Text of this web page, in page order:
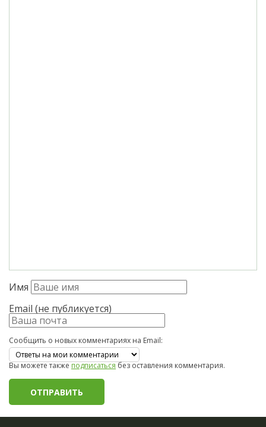
Имя
Email (не публикуется)
Сообщить о новых комментариях на Email:
Вы можете такжеподписатьсябез оставления комментария.